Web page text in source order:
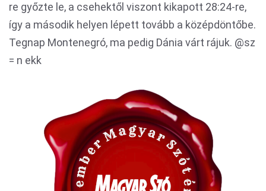
re győzte le, a csehektől viszont kikapott 28:24-re,
így a második helyen lépett tovább a középdöntőbe.
Tegnap Montenegró, ma pedig Dánia várt rájuk. @sz
= n ekk